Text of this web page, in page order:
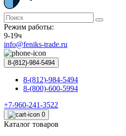
Режим работы:
9-19ч
info@feniks-trade.ru
8-(812)-984-5494
8-(812)-984-5494
8-(800)-600-5994
+7-960-241-3522
0
Каталог товаров